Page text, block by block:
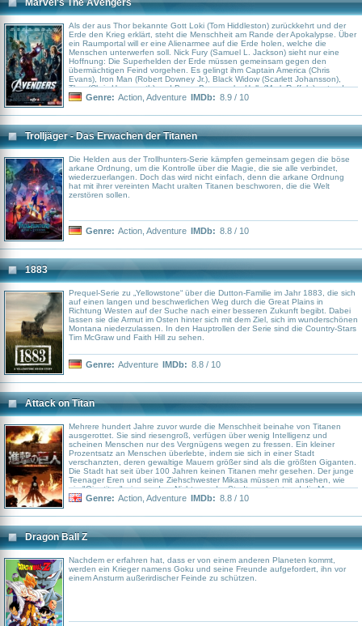
Marvel's The Avengers
Als der aus Thor bekannte Gott Loki (Tom Hiddleston) zurückkehrt und der
Erde den Krieg erklärt, steht die Menschheit am Rande der Apokalypse. Über
ein Raumportal will er eine Alienarmee auf die Erde holen, welche die
Menschen unterwerfen soll. Nick Fury (Samuel L. Jackson) sieht nur eine
Hoffnung: Die Superhelden der Erde müssen gemeinsam gegen den
übermächtigen Feind vorgehen. Es gelingt ihm Captain America (Chris
Evans), Iron Man (Robert Downey Jr.), Black Widow (Scarlett Johansson),
Thor (Chris Hemsworth) und Bruce Banner aka Hulk (Mark Ruffalo) unter dem
Dach seiner Organisation S.H.I.E.L.D. zu versammeln, doch die Gruppe ist
kämpfen hat, bekommt Tony Stark sein Ego ebenso wenig in Griff, wie Bruce
Banner seine Wut. Selbst Nick Fury scheint den Avengers etwas zu
verschweigen. Diese Zweifel sind…
Genre: Action Adventure IMDb: 8.9 / 10
Trolljäger - Das Erwachen der Titanen
Die Helden aus der Trollhunters-Serie kämpfen gemeinsam gegen die böse
arkane Ordnung, um die Kontrolle über die Magie, die sie alle verbindet,
wiederzuerlangen. Doch das wird nicht einfach, denn die arkane Ordnung
hat mit ihrer vereinten Macht uralten Titanen beschworen, die die Welt
zerstören sollen.
Genre: Action Adventure IMDb: 8.8 / 10
1883
Prequel-Serie zu „Yellowstone“ über die Dutton-Familie im Jahr 1883, die sich
auf einen langen und beschwerlichen Weg durch die Great Plains in
Richtung Westen auf der Suche nach einer besseren Zukunft begibt. Dabei
lassen sie die Armut im Osten hinter sich mit dem Ziel, sich im wunderschönen
Montana niederzulassen. In den Hauptrollen der Serie sind die Country-Stars
Tim McGraw und Faith Hill zu sehen.
Genre: Adventure IMDb: 8.8 / 10
Attack on Titan
Mehrere hundert Jahre zuvor wurde die Menschheit beinahe von Titanen
ausgerottet. Sie sind riesengroß, verfügen über wenig Intelligenz und
scheinen Menschen nur des Vergnügens wegen zu fressen. Ein kleiner
Prozentsatz an Menschen überlebte, indem sie sich in einer Stadt
verschanzten, deren gewaltige Mauern größer sind als die größten Giganten.
Die Stadt hat seit über 100 Jahren keinen Titanen mehr gesehen. Der junge
Teenager Eren und seine Ziehschwester Mikasa müssen mit ansehen, wie
ein "Gigatitan" wie aus dem Nichts vor der Stadt erscheint und die Mauern
zerstört. Während kleinere Titanen durch die Löcher in die Stadt einfallen,
Leibe aufgefressen wird. Eren schwört, dass er jeden einzelnen Titanen auf
der Welt abschlachten und Rache für die ganze Menschheit nehmen wird.
Genre: Action Adventure IMDb: 8.8 / 10
Dragon Ball Z
Nachdem er erfahren hat, dass er von einem anderen Planeten kommt,
werden ein Krieger namens Goku und seine Freunde aufgefordert, ihn vor
einem Ansturm außerirdischer Feinde zu schützen.